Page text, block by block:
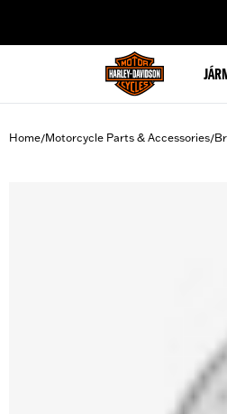
Home/Motorcycle Parts & Accessories/